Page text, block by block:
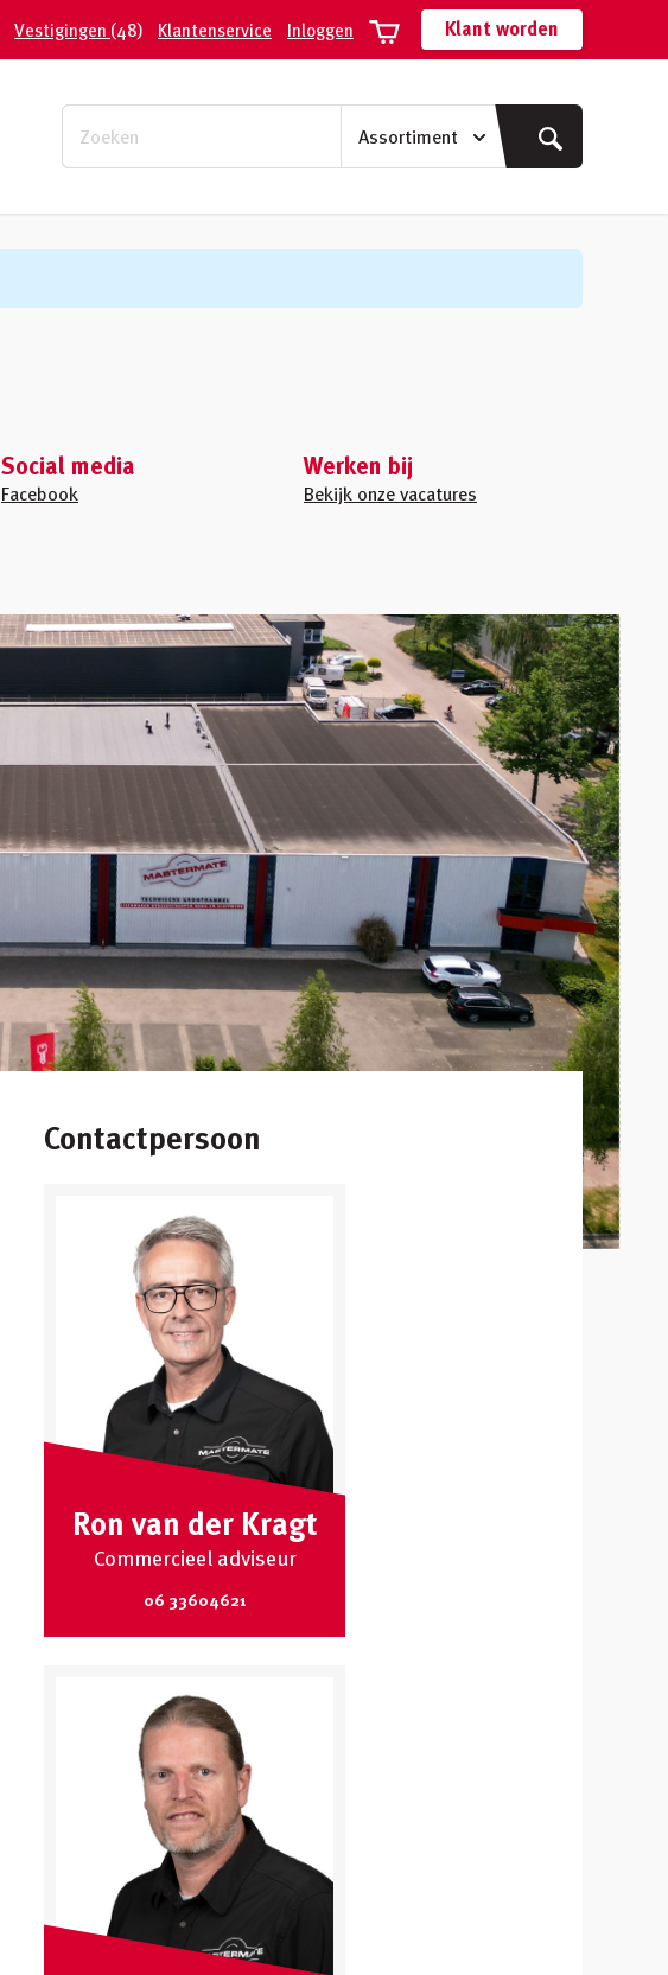
Vestigingen (48) Klantenservice Inloggen Klant worden
Social media
Facebook
Werken bij
Bekijk onze vacatures
Contactpersoon
Ron van der Kragt
Commercieel adviseur
06 33604621